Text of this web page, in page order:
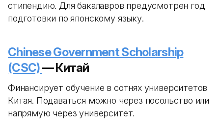
стипендию. Для бакалавров предусмотрен год
подготовки по японскому языку.
Chinese Government Scholarship
(CSC)— Китай
Финансирует обучение в сотнях университетов
Китая. Подаваться можно через посольство или
напрямую через университет.